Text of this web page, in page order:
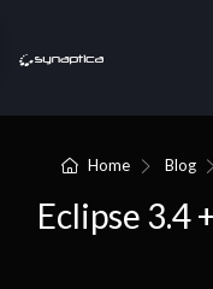
Home Blog
Eclipse 3.4